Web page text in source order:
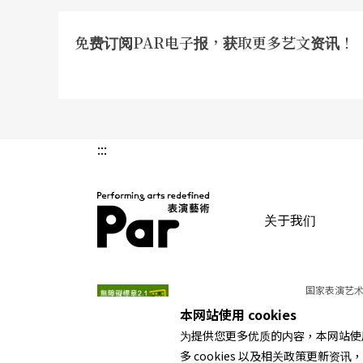
免费订阅PAR电子报，获取更多艺文资讯！
:::
关于我们
国家表演艺
本网站使用 cookies
为提供您更多优质的内容，本网站
多 cookies 以及相关政策更新资讯